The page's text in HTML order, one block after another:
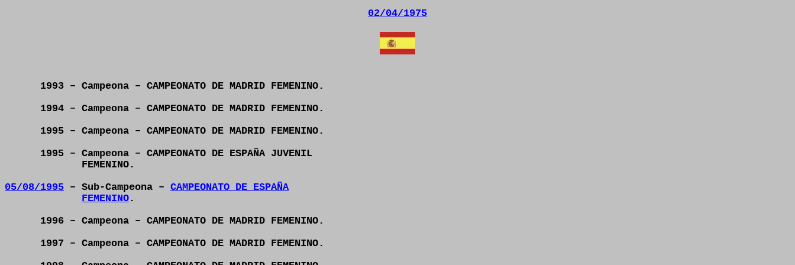
02/04/1975
1993 – Campeona – CAMPEONATO DE MADRID FEMENINO.
1994 – Campeona – CAMPEONATO DE MADRID FEMENINO.
1995 – Campeona – CAMPEONATO DE MADRID FEMENINO.
1995 – Campeona – CAMPEONATO DE ESPAÑA JUVENIL
FEMENINO.
05/08/1995 – Sub-Campeona – CAMPEONATO DE ESPAÑA
FEMENINO .
1996 – Campeona – CAMPEONATO DE MADRID FEMENINO.
1997 – Campeona – CAMPEONATO DE MADRID FEMENINO.